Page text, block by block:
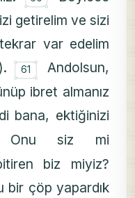
getirelim ve sizi
var edelim
۝
61
Andolsun,
ibret almanız
bana, ektiğinizi
Onu siz mi
biz miyiz?
bir çöp yapardık